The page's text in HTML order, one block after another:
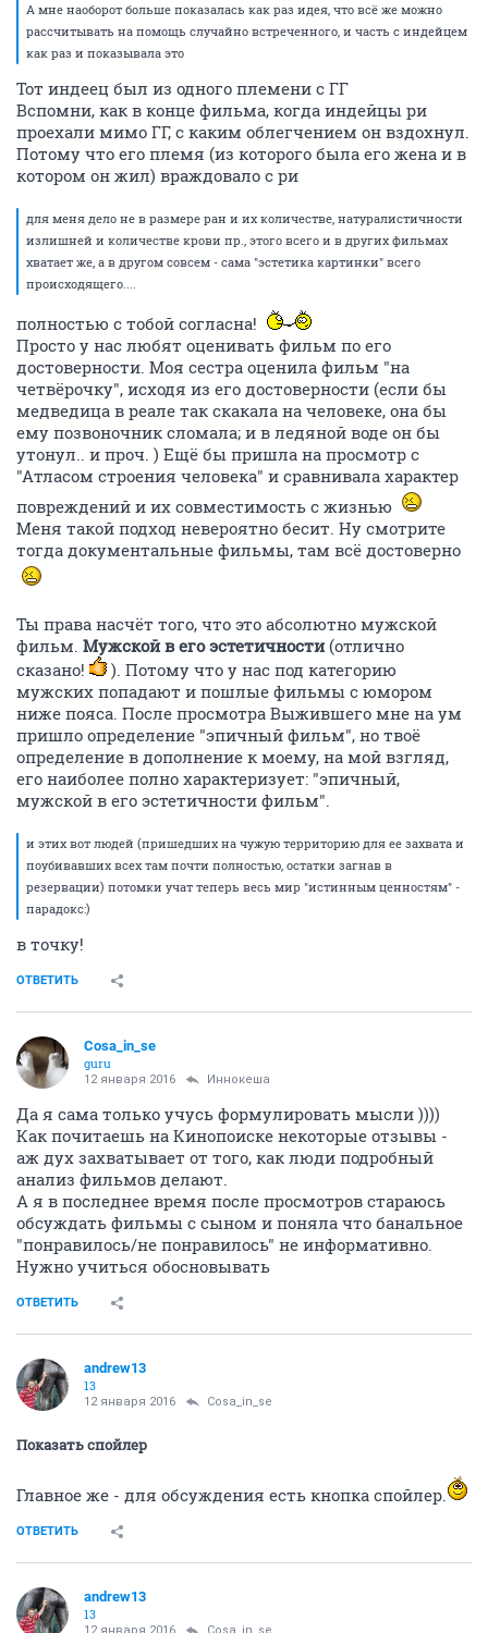
А мне наоборот больше показалась как раз идея, что всё же можно
рассчитывать на помощь случайно встреченного, и часть с индейцем
как раз и показывала это
Тот индеец был из одного племени с ГГ
Вспомни, как в конце фильма, когда индейцы ри
проехали мимо ГГ, с каким облегчением он вздохнул.
Потому что его племя (из которого была его жена и в
котором он жил) враждовало с ри
для меня дело не в размере ран и их количестве, натуралистичности
излишней и количестве крови пр., этого всего и в других фильмах
хватает же, а в другом совсем - сама "эстетика картинки" всего
происходящего....
полностью с тобой согласна!
Просто у нас любят оценивать фильм по его
достоверности. Моя сестра оценила фильм "на
четвёрочку", исходя из его достоверности (если бы
медведица в реале так скакала на человеке, она бы
ему позвоночник сломала; и в ледяной воде он бы
утонул.. и проч. ) Ещё бы пришла на просмотр с
"Атласом строения человека" и сравнивала характер
повреждений и их совместимость с жизнью
Меня такой подход невероятно бесит. Ну смотрите
тогда документальные фильмы, там всё достоверно
Ты права насчёт того, что это абсолютно мужской
фильм. Мужской в его эстетичности(отлично
сказано!
). Потому что у нас под категорию
мужских попадают и пошлые фильмы с юмором
ниже пояса. После просмотра Выжившего мне на ум
пришло определение "эпичный фильм", но твоё
определение в дополнение к моему, на мой взгляд,
его наиболее полно характеризует: "эпичный,
мужской в его эстетичности фильм".
и этих вот людей (пришедших на чужую территорию для ее захвата и
поубивавших всех там почти полностью, остатки загнав в
резервации) потомки учат теперь весь мир "истинным ценностям" -
парадокс:)
в точку!
ОТВЕТИТЬ
Cosa_in_se
guru
12 января 2016 Иннокеша
Да я сама только учусь формулировать мысли ))))
Как почитаешь на Кинопоиске некоторые отзывы -
аж дух захватывает от того, как люди подробный
анализ фильмов делают.
А я в последнее время после просмотров стараюсь
обсуждать фильмы с сыном и поняла что банальное
"понравилось/не понравилось" не информативно.
Нужно учиться обосновывать
ОТВЕТИТЬ
andrew13
13
12 января 2016 Cosa_in_se
Показать спойлер
Главное же - для обсуждения есть кнопка спойлер.
ОТВЕТИТЬ
andrew13
13